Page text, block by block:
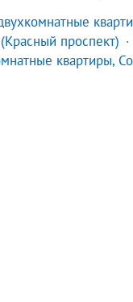
проспект)
квартиры,